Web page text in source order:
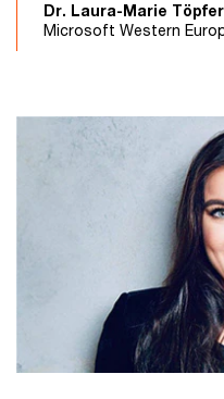
Dr. Laura-Marie
Microsoft Western